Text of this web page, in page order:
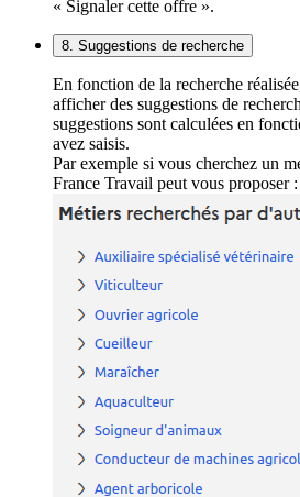
« Signaler cette offre ».
8. Suggestions de recherche
En fonction de la recherche
afficher des suggestions de
suggestions sont calculées en
avez saisis.
Par exemple si vous cherchez un
France Travail peut vous proposer :